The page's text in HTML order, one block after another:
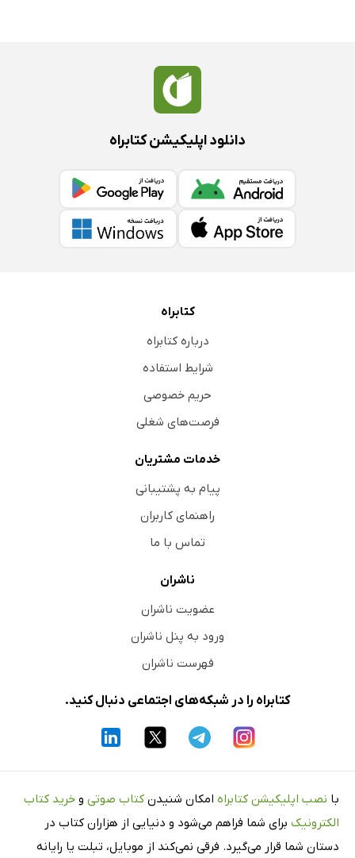
دانلود اپلیکیشن کتابراه
کتابراه
درباره کتابراه
شرایط استفاده
حریم خصوصی
فرصت‌های شغلی
خدمات مشتریان
پیام به پشتیبانی
راهنمای کاربران
تماس با ما
ناشران
عضویت ناشران
ورود به پنل ناشران
فهرست ناشران
کتابراه را در شبکه‌های اجتماعی دنبال کنید.
با نصب اپلیکیشن کتابراه امکان شنیدن کتاب صوتی و خرید کتاب
الکترونیک برای شما فراهم می‌شود و دنیایی از هزاران کتاب در
دستان شما قرار می‌گیرد. فرقی نمی‌کند از موبایل، تبلت یا رایانه